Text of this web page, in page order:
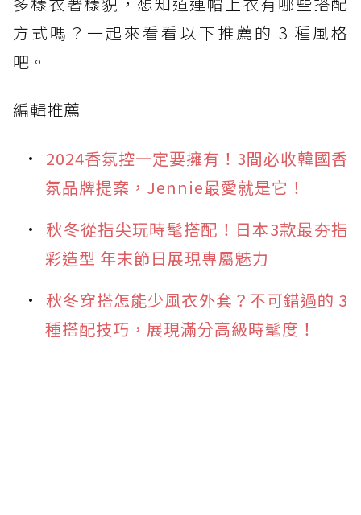
方式嗎？一起來看看以下推薦的 3 種風格
吧。
編輯推薦
2024香氛控一定要擁有！3間必收韓國香
氛品牌提案，Jennie最愛就是它！
秋冬從指尖玩時髦搭配！日本3款最夯指
彩造型 年末節日展現專屬魅力
秋冬穿搭怎能少風衣外套？不可錯過的 3
種搭配技巧，展現滿分高級時髦度！